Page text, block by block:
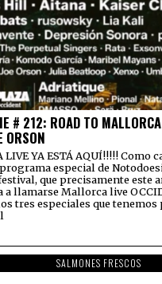
# 212: ROAD TO
ORSON
LIVE YA ESTÁ AQUÍ!!!!! Como
especial de
que precisamente este
a llamarse Mallorca live
tres especiales que tenemos
SALMONES FRESCOS